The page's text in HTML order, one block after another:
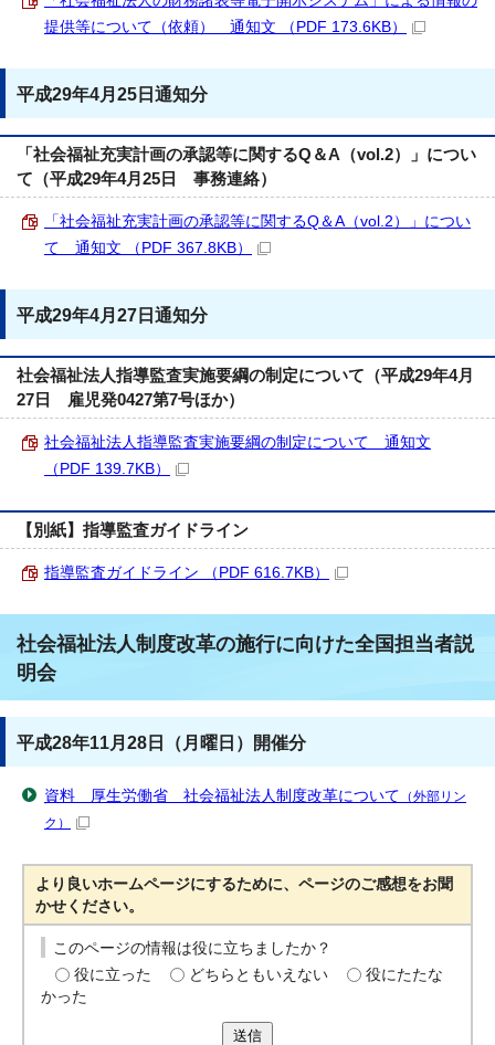
提供等について（依頼） 通知文 （PDF 173.6KB）
平成29年4月25日通知分
「社会福祉充実計画の承認等に関するQ＆A（vol.2）」につい
て（平成29年4月25日 事務連絡）
「社会福祉充実計画の承認等に関するQ＆A（vol.2）」につい
て 通知文 （PDF 367.8KB）
平成29年4月27日通知分
社会福祉法人指導監査実施要綱の制定について（平成29年4月
27日 雇児発0427第7号ほか）
社会福祉法人指導監査実施要綱の制定について 通知文
（PDF 139.7KB）
【別紙】指導監査ガイドライン
指導監査ガイドライン （PDF 616.7KB）
社会福祉法人制度改革の施行に向けた全国担当者説
明会
平成28年11月28日（月曜日）開催分
資料 厚生労働省 社会福祉法人制度改革について （外部リン
ク）
より良いホームページにするために、ページのご感想をお聞
かせください。
このページの情報は役に立ちましたか？
役に立った
どちらともいえない
役にたたな
かった
送信